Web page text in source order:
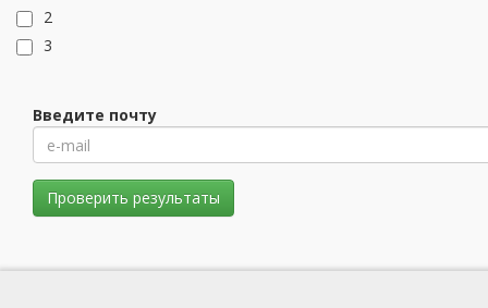
2
3
Введите почту
Проверить результаты